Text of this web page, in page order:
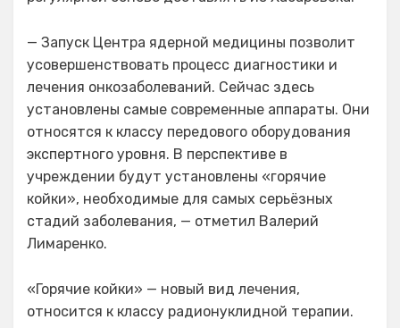
— Запуск Центра ядерной медицины позволит
усовершенствовать процесс диагностики и
лечения онкозаболеваний. Сейчас здесь
установлены самые современные аппараты. Они
относятся к классу передового оборудования
экспертного уровня. В перспективе в
учреждении будут установлены «горячие
койки», необходимые для самых серьёзных
стадий заболевания, — отметил Валерий
Лимаренко.
«Горячие койки» — новый вид лечения,
относится к классу радионуклидной терапии.